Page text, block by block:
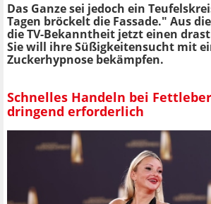
Das Ganze sei jedoch ein
Tagen bröckelt die Fassade." Aus
die TV-Bekanntheit jetzt einen
Sie will ihre Süßigkeitensucht mit
Zuckerhypnose bekämpfen.
Schnelles Handeln bei
dringend erforderlich